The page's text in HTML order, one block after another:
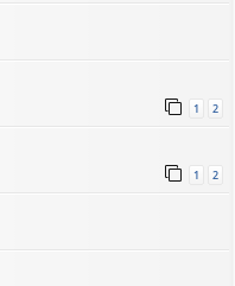
1 2
1 2